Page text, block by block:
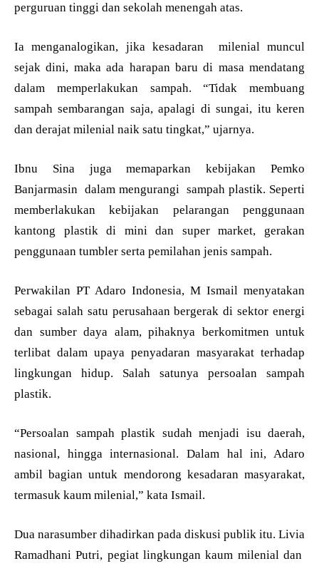
perguruan tinggi dan sekolah menengah atas.
Ia menganalogikan, jika kesadaran milenial muncul
sejak dini, maka ada harapan baru di masa mendatang
dalam memperlakukan sampah. “Tidak membuang
sampah sembarangan saja, apalagi di sungai, itu keren
dan derajat milenial naik satu tingkat,” ujarnya.
Ibnu Sina juga memaparkan kebijakan Pemko
Banjarmasin dalam mengurangi sampah plastik. Seperti
memberlakukan kebijakan pelarangan penggunaan
kantong plastik di mini dan super market, gerakan
penggunaan tumbler serta pemilahan jenis sampah.
Perwakilan PT Adaro Indonesia, M Ismail menyatakan
sebagai salah satu perusahaan bergerak di sektor energi
dan sumber daya alam, pihaknya berkomitmen untuk
terlibat dalam upaya penyadaran masyarakat terhadap
lingkungan hidup. Salah satunya persoalan sampah
plastik.
“Persoalan sampah plastik sudah menjadi isu daerah,
nasional, hingga internasional. Dalam hal ini, Adaro
ambil bagian untuk mendorong kesadaran masyarakat,
termasuk kaum milenial,” kata Ismail.
Dua narasumber dihadirkan pada diskusi publik itu. Livia
Ramadhani Putri, pegiat lingkungan kaum milenial dan